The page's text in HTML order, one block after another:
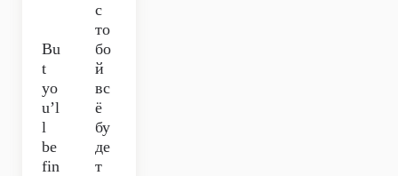
Bu
t
yo
u’l
l
be
fin
с
то
бо
й
вс
ё
бу
де
т